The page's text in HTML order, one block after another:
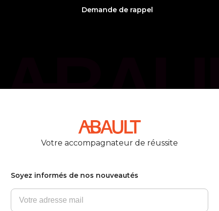
Demande de rappel
Votre accompagnateur de réussite
Soyez informés de nos nouveautés